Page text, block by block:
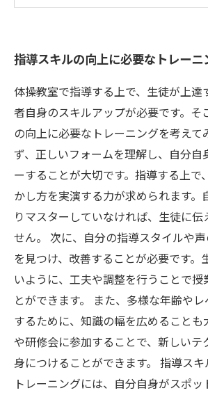
指導スキルの向上に必要なトレーニ
体操教室で指導する上で、生徒が上達
者自身のスキルアップが必要です。そ
の向上に必要なトレーニングを考えて
ず、正しいフォームを理解し、自分自
ーすることが大切です。指導する上で
かし方を実演する力が求められます。
りマスターしていなければ、生徒に伝
せん。 次に、自分の指導スタイルや
を見つけ、改善することが必要です。
いように、工夫や調整を行うことで授
とができます。 また、多様な年齢や
するために、知識の幅を広めることも
や研修会に参加することで、新しいテ
身につけることができます。 指導ス
トレーニングには、自分自身がスポ